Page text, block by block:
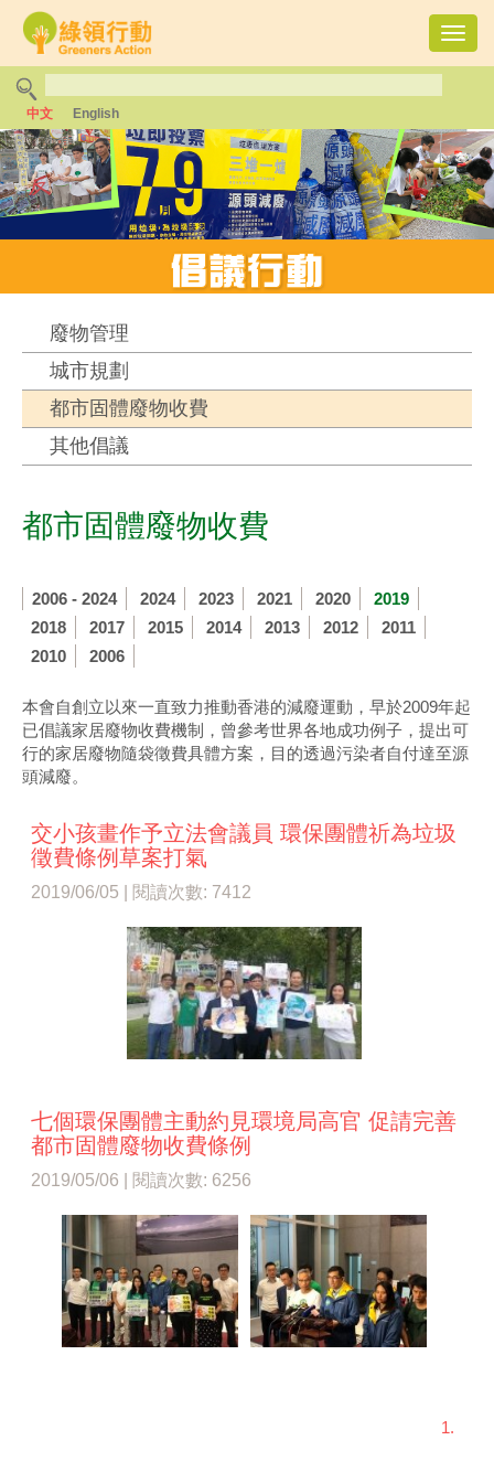
中文 English
廢物管理
城市規劃
都市固體廢物收費
其他倡議
都市固體廢物收費
2006 - 2024 2024 2023 2021 2020
2019
2018
2017 2015 2014 2013 2012
2011
2010
2006
本會自創立以來一直致力推動香港的減廢運動，早於2009年起
已倡議家居廢物收費機制，曾參考世界各地成功例子，提出可
行的家居廢物隨袋徵費具體方案，目的透過污染者自付達至源
頭減廢。
交小孩畫作予立法會議員 環保團體祈為垃圾
徵費條例草案打氣
2019/06/05 | 閱讀次數: 7412
七個環保團體主動約見環境局高官 促請完善
都市固體廢物收費條例
2019/05/06 | 閱讀次數: 6256
1.